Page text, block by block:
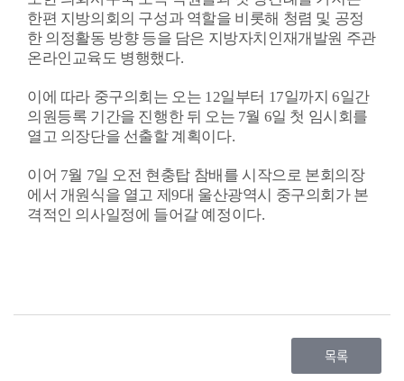
실
구
광
장
회
의
록
개
한편 지방의회의 구성과 역할을 비롯해 청렴 및 공정
한 의정활동 방향 등을 담은 지방자치인재개발원 주관
온라인교육도 병행했다.
이에 따라 중구의회는 오는 12일부터 17일까지6일간
의원등록 기간을 진행한 뒤 오는 7월 6일 첫 임시회를
열고 의장단을 선출할 계획이다.
이어 7월 7일 오전 현충탑 참배를 시작으로 본회의장
에서 개원식을 열고 제9대 울산광역시 중구의회가 본
격적인 의사일정에 들어갈 예정이다.
목록